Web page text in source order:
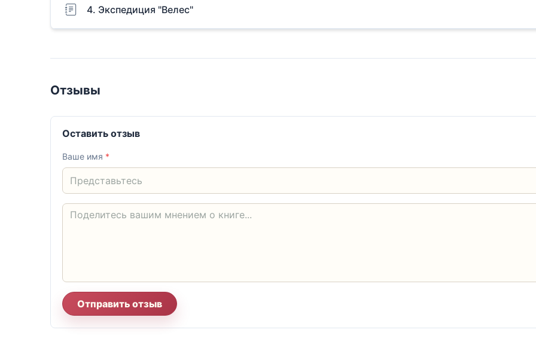
4. Экспедиция "Велес"
Отзывы
Оставить отзыв
Ваше имя *
Отправить отзыв